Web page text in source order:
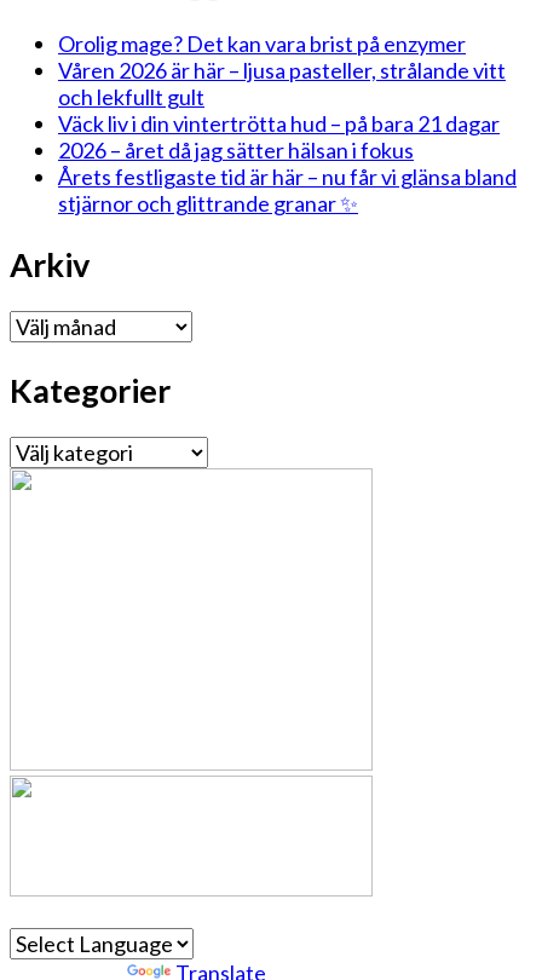
Orolig mage? Det kan vara brist på enzymer
Våren 2026 är här – ljusa pasteller, strålande vitt
och lekfullt gult
Väck liv i din vintertrötta hud – på bara 21 dagar
2026 – året då jag sätter hälsan i fokus
Årets festligaste tid är här – nu får vi glänsa bland
stjärnor och glittrande granar ✨
Arkiv
Arkiv
Kategorier
Kategorier
Translate